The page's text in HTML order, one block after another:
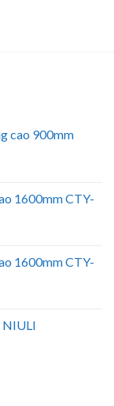
cao 900mm
1600mm CTY-
1600mm CTY-
NIULI